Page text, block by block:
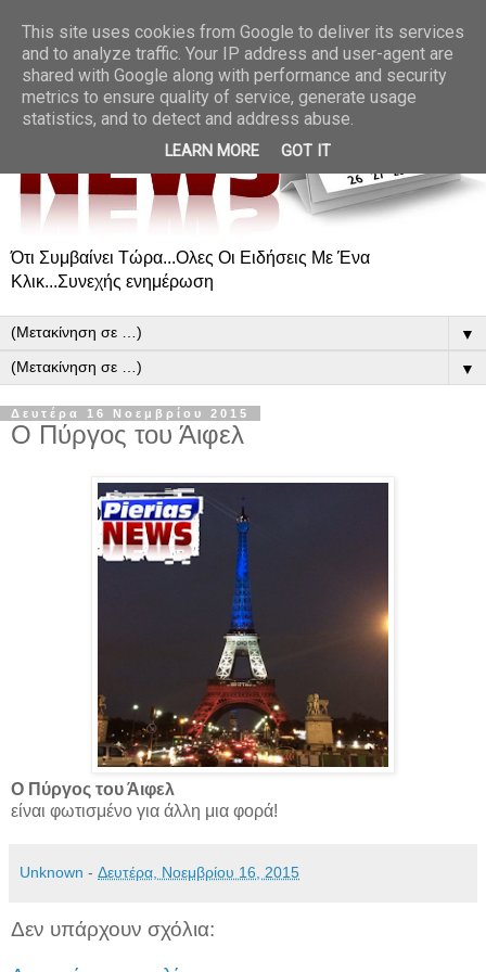
Ότι Συμβαίνει Τώρα...Ολες Οι Ειδήσεις Με Ένα
Κλικ...Συνεχής ενημέρωση
▼
▼
Δευτέρα 16 Νοεμβρίου 2015
Ο Πύργος του Άιφελ
Ο Πύργος του Άιφελ
είναι φωτισμένο για άλλη μια φορά!
Unknown - Δευτέρα, Νοεμβρίου 16, 2015
Δεν υπάρχουν σχόλια:
This site uses cookies from Google to deliver its services
and to analyze traffic. Your IP address and user-agent are
shared with Google along with performance and security
metrics to ensure quality of service, generate usage
statistics, and to detect and address abuse.
LEARN MORE GOT IT